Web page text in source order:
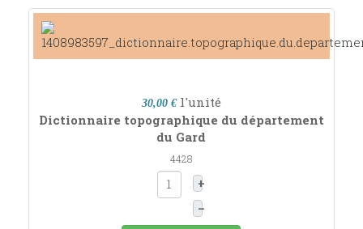
30,00 € l'unité
Dictionnaire topographique du département
du Gard
4428
+
–